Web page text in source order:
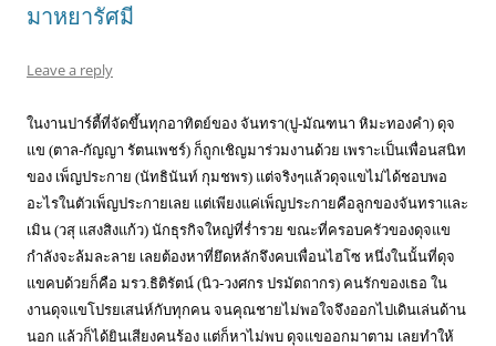
มาหยารัศมี
Leave a reply
ในงานปาร์ตี้ที่จัดขึ้นทุกอาทิตย์ของ จันทรา(ปู-มัณฑนา หิมะทองคำ) ดุจ
แข (ตาล-กัญญา รัตนเพชร์) ก็ถูกเชิญมาร่วมงานด้วย เพราะเป็นเพื่อนสนิท
ของ เพ็ญประกาย (นัทธินันท์ กุมชพร) แต่จริงๆแล้วดุจแขไม่ได้ชอบพอ
อะไรในตัวเพ็ญประกายเลย แต่เพียงแค่เพ็ญประกายคือลูกของจันทราและ
เมิน (วสุ แสงสิงแก้ว) นักธุรกิจใหญ่ที่ร่ำรวย ขณะที่ครอบครัวของดุจแข
กำลังจะล้มละลาย เลยต้องหาที่ยึดหลักจึงคบเพื่อนไฮโซ หนึ่งในนั้นที่ดุจ
แขคบด้วยก็คือ มรว.ธิติรัตน์ (นิว-วงศกร ปรมัตถากร) คนรักของเธอ ใน
งานดุจแขโปรยเสน่ห์กับทุกคน จนคุณชายไม่พอใจจึงออกไปเดินเล่นด้าน
นอก แล้วก็ได้ยินเสียงคนร้อง แต่ก็หาไม่พบ ดุจแขออกมาตาม เลยทำให้